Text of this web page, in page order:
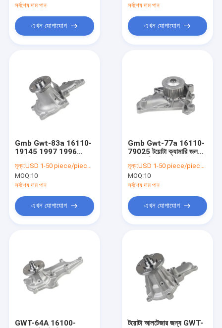
আমাদের সম্পর্কে
কারখানা ভ্রমণ
মার্সিডিজ বেনজ কন্ট্রোল আর্ম
অডি কন্ট্রোল আর্ম
সর্বশেষ দাম পান
এখন যোগাযোগ
সর্বশেষ দাম পান
এখন যোগাযোগ
Gmb Gwt-83a 16110-
19145 1997 1996
টয়োটা করলা জল পাম্প
প্রতিস্থাপন
মূল্য:USD 1-50 piece/pieces
MOQ:10
সর্বশেষ দাম পান
এখন যোগাযোগ
Gmb Gwt-77a 16110-
79025 টয়োটা ক্যামারি জল
মূল্য:USD 1-50 piece/pieces
MOQ:10
সর্বশেষ দাম পান
এখন যোগাযোগ
GWT-64A 16100-
টয়োটা আলটেজার জন্য GWT-